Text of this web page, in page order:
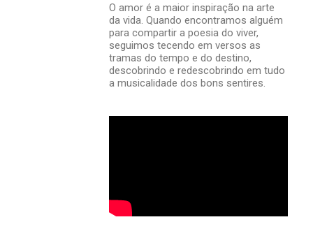
O amor é a maior inspiração na arte
da vida. Quando encontramos alguém
para compartir a poesia do viver,
seguimos tecendo em versos as
tramas do tempo e do destino,
descobrindo e redescobrindo em tudo
a musicalidade dos bons sentires.